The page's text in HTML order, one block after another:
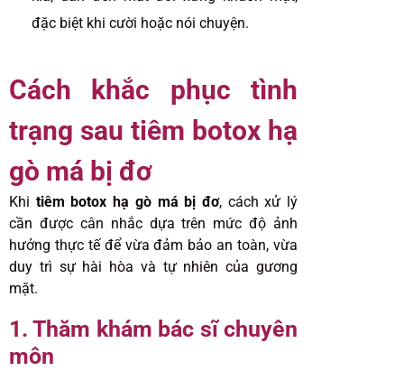
đặc biệt khi cười hoặc nói chuyện.
Cách khắc phục tình
trạng sau tiêm botox hạ
gò má bị đơ
Khi tiêm botox hạ gò má bị đơ, cách xử lý
cần được cân nhắc dựa trên mức độ ảnh
hưởng thực tế để vừa đảm bảo an toàn, vừa
duy trì sự hài hòa và tự nhiên của gương
mặt.
1. Thăm khám bác sĩ chuyên
môn